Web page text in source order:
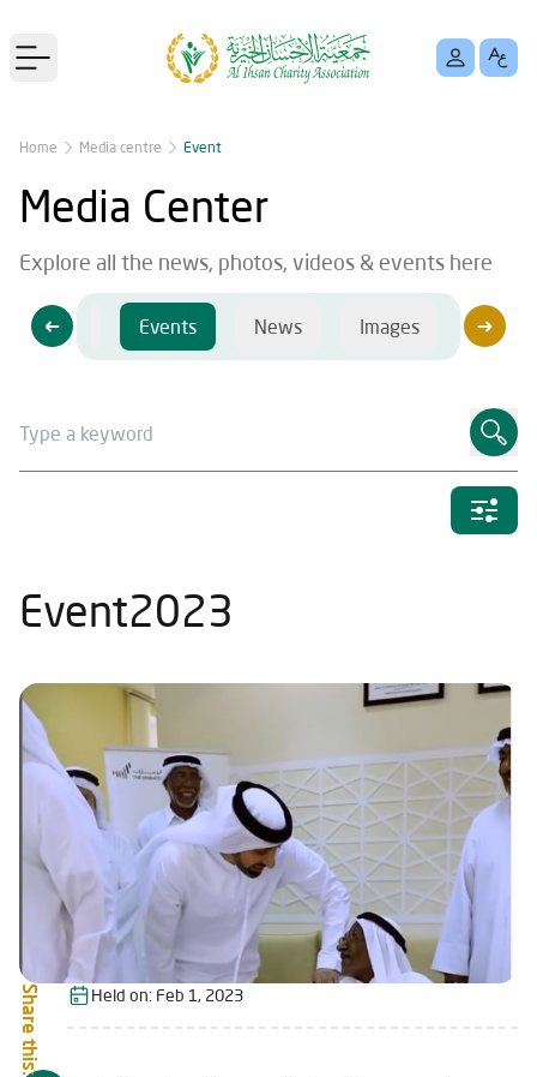
Open main menu
Home Media centre Event
Media Center
Explore all the news, photos, videos & events here
Videos Events News Images Videos
Event2023
Share this: Held on: Feb 1, 2023